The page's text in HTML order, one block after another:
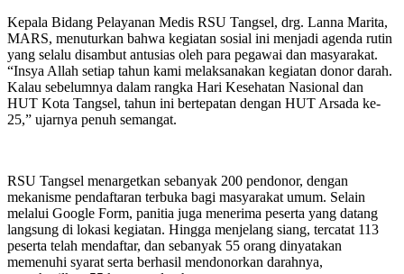
Kepala Bidang Pelayanan Medis RSU Tangsel, drg. Lanna Marita,
MARS, menuturkan bahwa kegiatan sosial ini menjadi agenda rutin
yang selalu disambut antusias oleh para pegawai dan masyarakat.
“Insya Allah setiap tahun kami melaksanakan kegiatan donor darah.
Kalau sebelumnya dalam rangka Hari Kesehatan Nasional dan
HUT Kota Tangsel, tahun ini bertepatan dengan HUT Arsada ke-
25,” ujarnya penuh semangat.
RSU Tangsel menargetkan sebanyak 200 pendonor, dengan
mekanisme pendaftaran terbuka bagi masyarakat umum. Selain
melalui Google Form, panitia juga menerima peserta yang datang
langsung di lokasi kegiatan. Hingga menjelang siang, tercatat 113
peserta telah mendaftar, dan sebanyak 55 orang dinyatakan
memenuhi syarat serta berhasil mendonorkan darahnya,